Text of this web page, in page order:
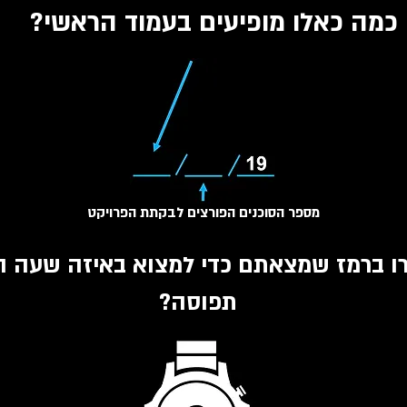
כמה כאלו מופיעים בעמוד הראשי?
מספר הסוכנים הפורצים לבקתת הפרויקט
ברמז שמצאתם כדי למצוא באיזה שעה
תפוסה?